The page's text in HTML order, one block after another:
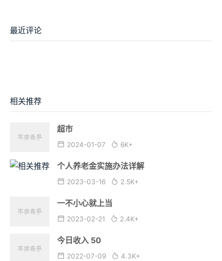
最近评论
相关推荐
超市
2024-01-07 6K+
个人养老金实施办法详解
2023-03-16 2.5K+
一不小心就上当
2023-02-21 2.4K+
今日收入 50
2022-07-09 4.3K+